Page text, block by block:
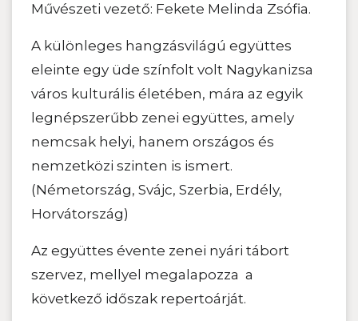
Művészeti vezető: Fekete Melinda Zsófia.
A különleges hangzásvilágú együttes
eleinte egy üde színfolt volt Nagykanizsa
város kulturális életében, mára az egyik
legnépszerűbb zenei együttes, amely
nemcsak helyi, hanem országos és
nemzetközi szinten is ismert.
(Németország, Svájc, Szerbia, Erdély,
Horvátország)
Az együttes évente zenei nyári tábort
szervez, mellyel megalapozza a
következő időszak repertoárját.